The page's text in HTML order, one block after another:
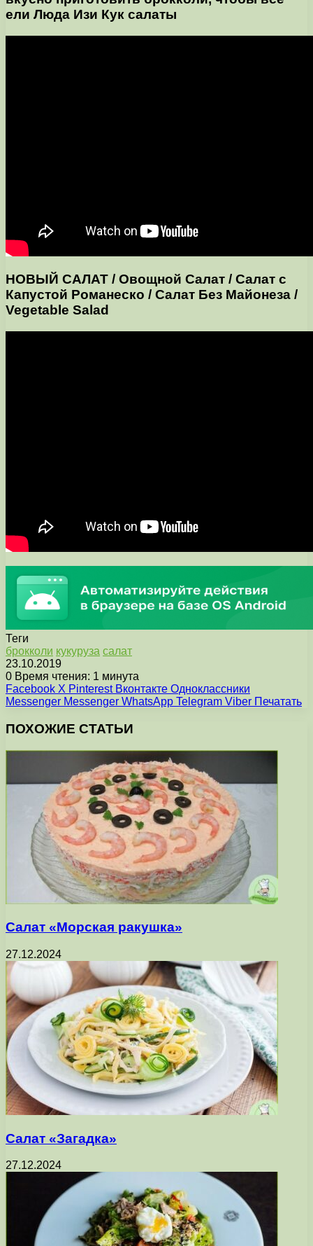
ели Люда Изи Кук салаты
НОВЫЙ САЛАТ / Овощной Салат / Салат с
Капустой Романеско / Салат Без Майонеза /
Vegetable Salad
Теги
брокколи кукуруза салат
23.10.2019
0 Время чтения: 1 минута
Facebook X Pinterest Вконтакте Одноклассники
Messenger Messenger WhatsApp Telegram Viber Печатать
ПОХОЖИЕ СТАТЬИ
Салат «Морская ракушка»
27.12.2024
Салат «Загадка»
27.12.2024